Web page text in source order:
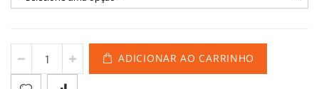
ADICIONAR AO CARRINHO